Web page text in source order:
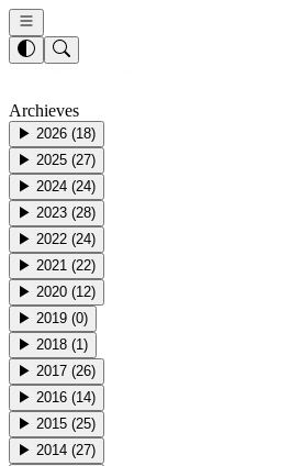
Archieves
▶ 2026 (18)
▶ 2025 (27)
▶ 2024 (24)
▶ 2023 (28)
▶ 2022 (24)
▶ 2021 (22)
▶ 2020 (12)
▶ 2019 (0)
▶ 2018 (1)
▶ 2017 (26)
▶ 2016 (14)
▶ 2015 (25)
▶ 2014 (27)